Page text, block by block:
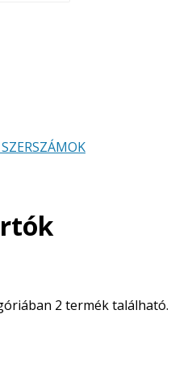
2 termék található.